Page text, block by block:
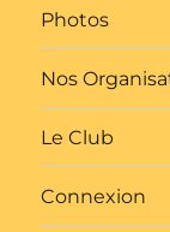
Photos
Nos
Le Club
Connexion